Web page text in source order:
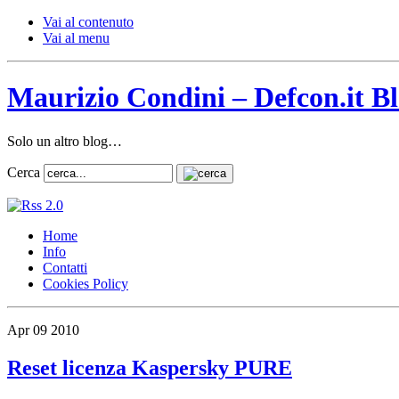
Vai al contenuto
Vai al menu
Maurizio Condini – Defcon.it
Solo un altro blog…
Cerca
Home
Info
Contatti
Cookies Policy
Apr 09 2010
Reset licenza Kaspersky PURE